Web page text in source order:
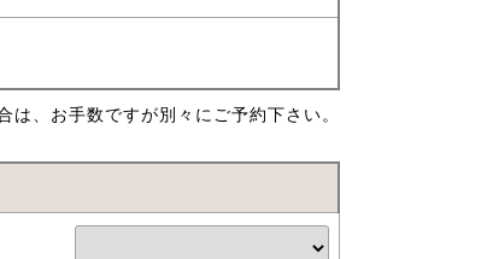
、お手数ですが別々にご予約下さい。